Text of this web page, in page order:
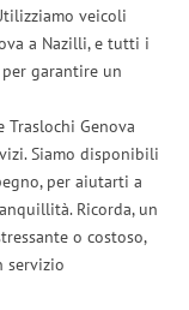
veicoli
a Nazilli, e tutti i
garantire un
Genova
Siamo disponibili
per aiutarti a
Ricorda, un
o costoso,
servizio